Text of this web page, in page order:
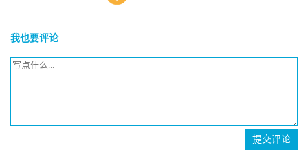
我也要评论
提交评论